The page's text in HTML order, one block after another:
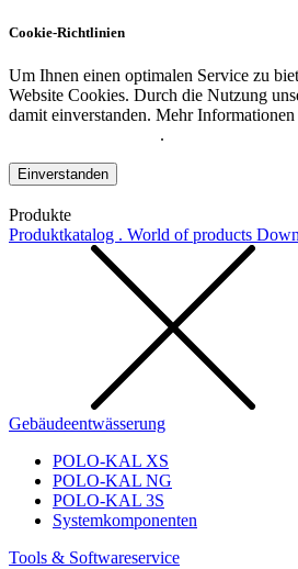
Cookie-Richtlinien
Um Ihnen einen optimalen Service zu
Website Cookies. Durch die Nutzung
damit einverstanden. Mehr
.
Einverstanden
Produkte
Produktkatalog . World of products
Gebäudeentwässerung
POLO-KAL XS
POLO-KAL NG
POLO-KAL 3S
Systemkomponenten
Tools & Softwareservice